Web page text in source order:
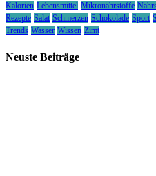
Kalorien Lebensmittel Mikronährstoffe
Rezepte Salat Schmerzen Schokolade Sport
Trends Wasser Wissen Zimt
Neuste Beiträge